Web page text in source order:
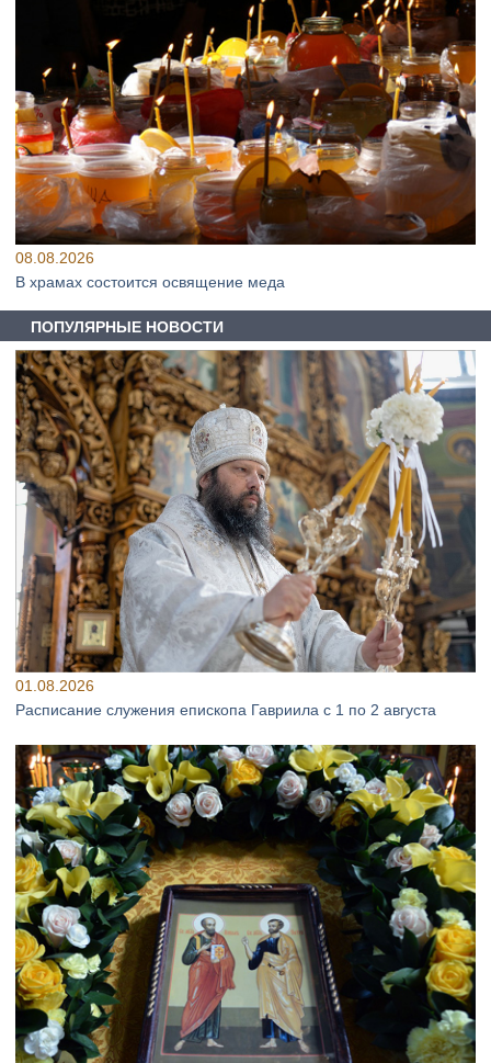
08.08.2026
В храмах состоится освящение меда
ПОПУЛЯРНЫЕ НОВОСТИ
01.08.2026
Расписание служения епископа Гавриила с 1 по 2 августа